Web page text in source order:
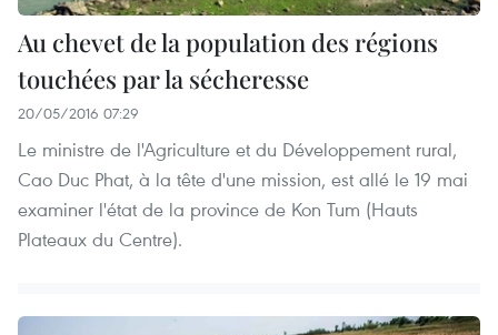
Au chevet de la population des régions
touchées par la sécheresse
20/05/2016 07:29
Le ministre de l'Agriculture et du Développement rural,
Cao Duc Phat, à la tête d'une mission, est allé le 19 mai
examiner l'état de la province de Kon Tum (Hauts
Plateaux du Centre).